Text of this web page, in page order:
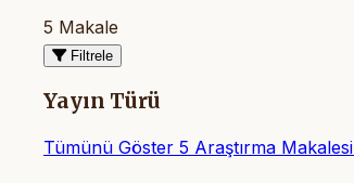
5 Makale
Filtrele
Yayın Türü
Tümünü Göster 5 Araştırma Makalesi